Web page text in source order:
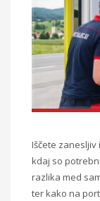
Iščete
kdaj so
razlika med
ter kako na